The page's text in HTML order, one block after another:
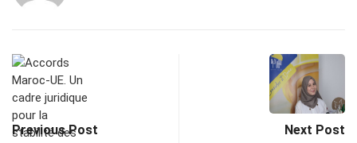
Previous Post Next Post